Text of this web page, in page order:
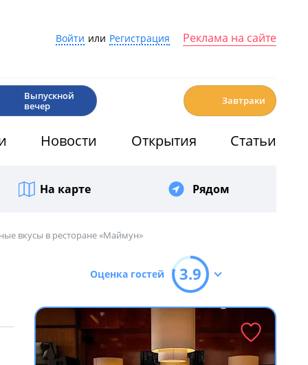
Войти или Регистрация Реклама на сайте
Выпускной
вечер
Завтраки
Новости Открытия Статьи
На карте Рядом
вкусы в ресторане «Маймун»
Оценка гостей 3.9